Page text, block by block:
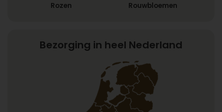
Rozen Rouwbloemen
Bezorging in heel Nederland